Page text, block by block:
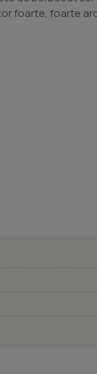
foarte, foarte